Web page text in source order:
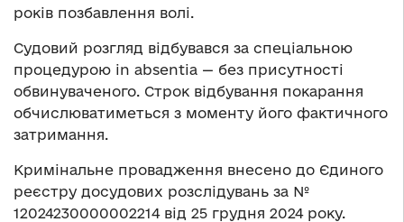
років позбавлення волі.
Судовий розгляд відбувався за спеціальною
процедурою in absentia — без присутності
обвинуваченого. Строк відбування покарання
обчислюватиметься з моменту його фактичного
затримання.
Кримінальне провадження внесено до Єдиного
реєстру досудових розслідувань за №
12024230000002214 від 25 грудня 2024 року.